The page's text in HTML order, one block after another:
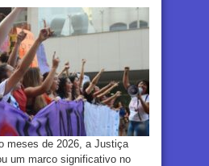
meses de 2026, a Justiça
um marco significativo no